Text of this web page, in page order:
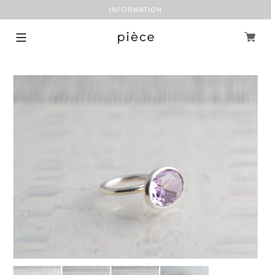
INFORMATION